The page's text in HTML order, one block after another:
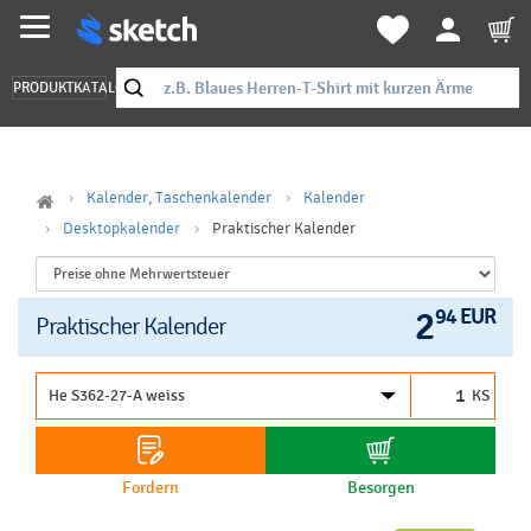
PRODUKTKATALOG
Kalender, Taschenkalender
Kalender
Desktopkalender
Praktischer Kalender
Praktischer Kalender 294 EUR
KS
Fordern Besorgen